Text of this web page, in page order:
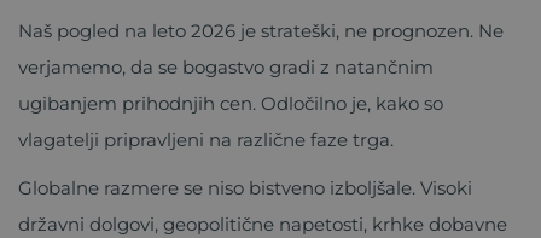
Naš pogled na leto 2026 je strateški, ne prognozen. Ne
verjamemo, da se bogastvo gradi z natančnim
ugibanjem prihodnjih cen. Odločilno je, kako so
vlagatelji pripravljeni na različne faze trga.
Globalne razmere se niso bistveno izboljšale. Visoki
državni dolgovi, geopolitične napetosti, krhke dobavne